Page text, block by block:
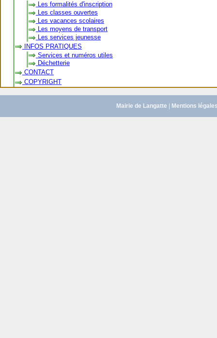
Les formalités d'inscription
Les classes ouvertes
Les vacances scolaires
Les moyens de transport
Les services jeunesse
INFOS PRATIQUES
Services et numéros utiles
Déchetterie
CONTACT
COPYRIGHT
Mairie de Langatte Mentions